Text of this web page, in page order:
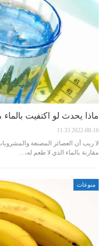
ماذا يحدث لو اكتفيت
2022-08-16 11:33
لا ريب أن العصائر المصنعة
مقارنة بالماء الذي لا طعم له،…
منوعات